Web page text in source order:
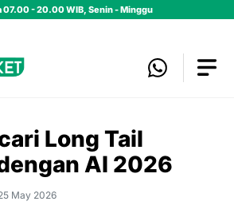
07.00 - 20.00 WIB, Senin - Minggu
Long Tail
AI 2026
May 2026